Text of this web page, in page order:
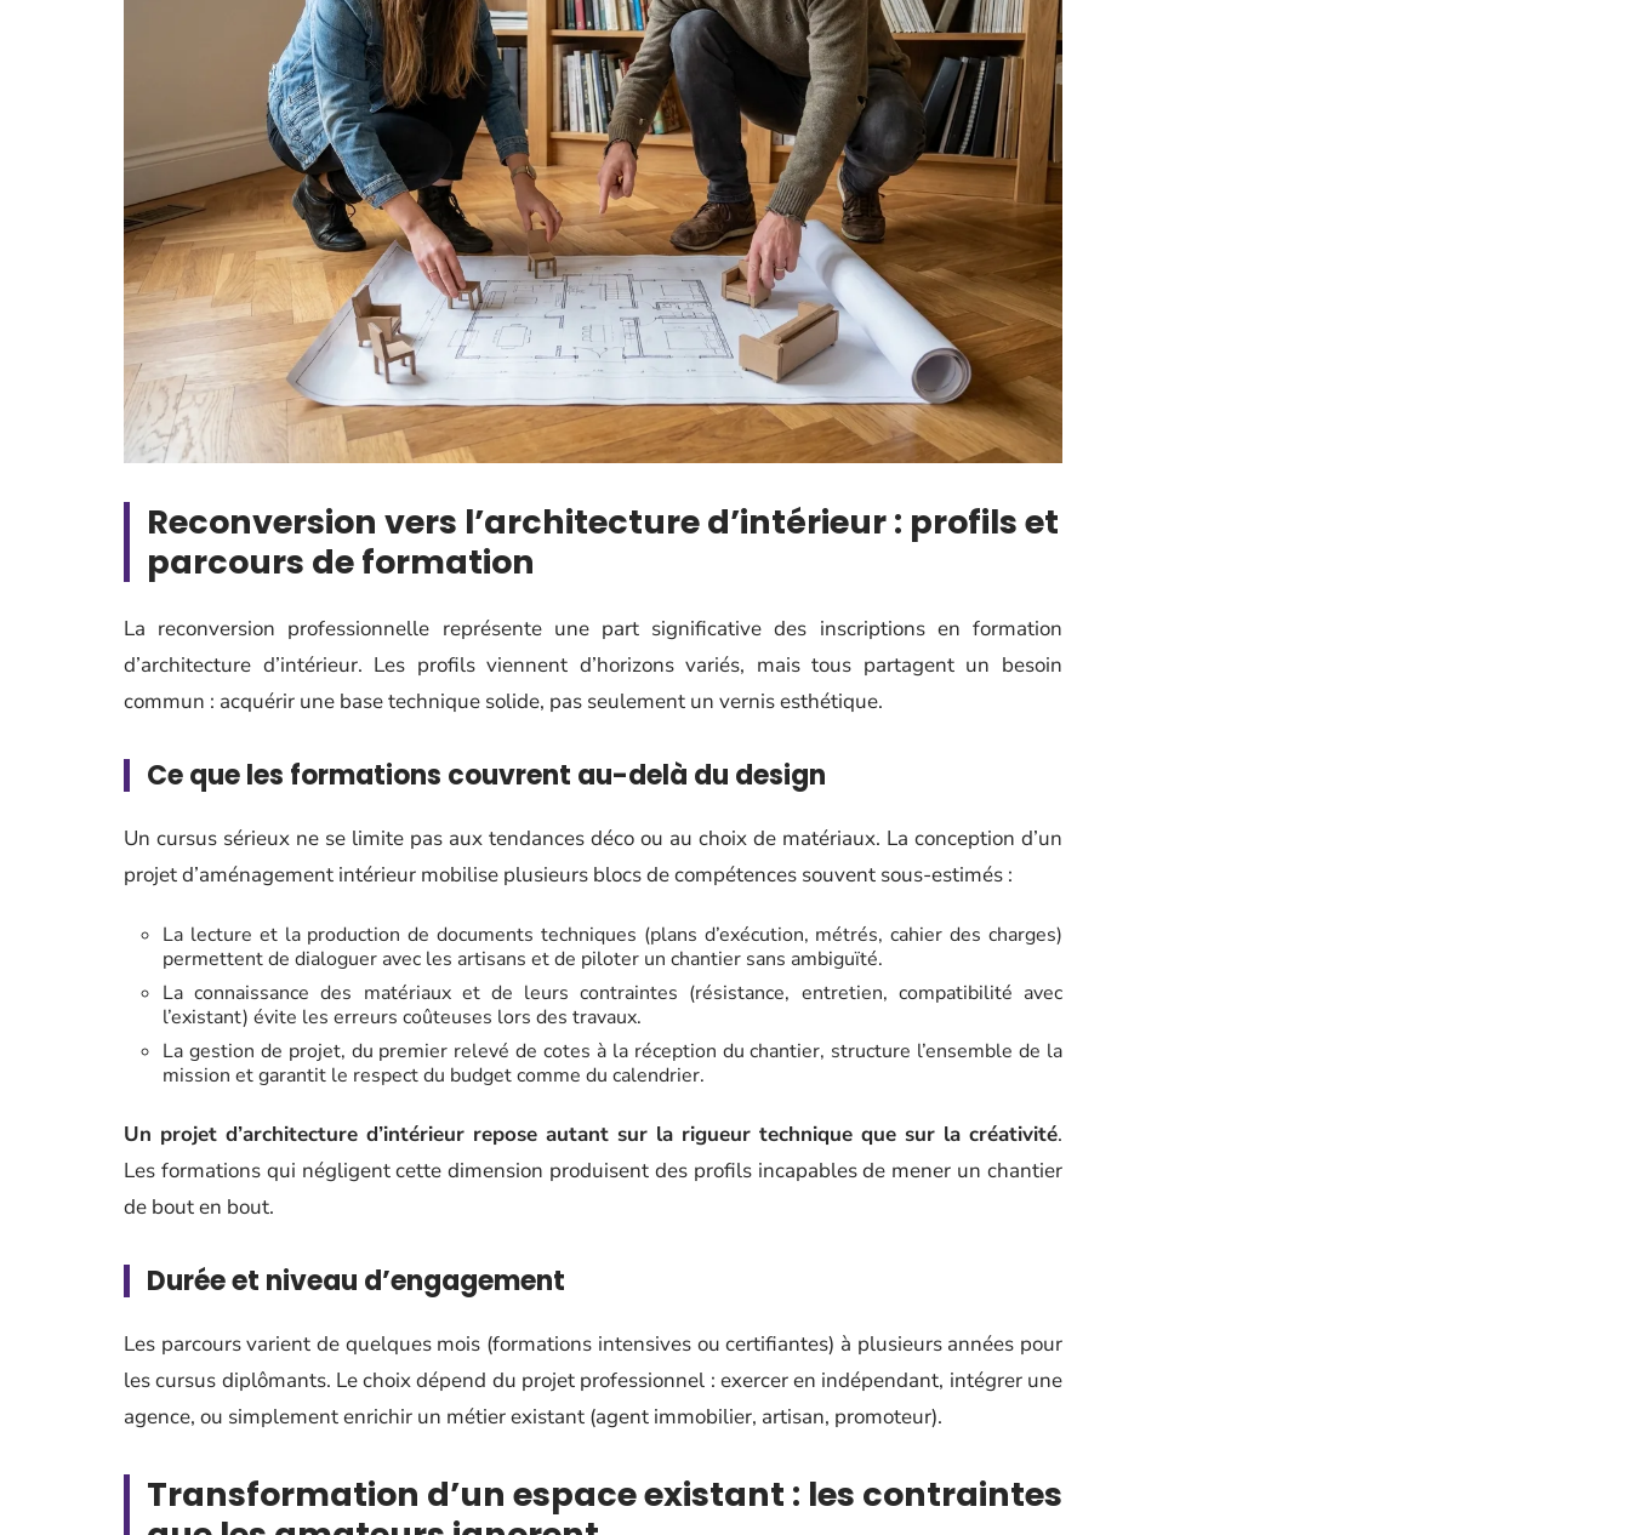
Reconversion vers l’architecture d’intérieur : profils et
parcours de formation
La reconversion professionnelle représente une part significative des inscriptions en formation
d’architecture d’intérieur. Les profils viennent d’horizons variés, mais tous partagent un besoin
commun : acquérir une base technique solide, pas seulement un vernis esthétique.
Ce que les formations couvrent au-delà du design
Un cursus sérieux ne se limite pas aux tendances déco ou au choix de matériaux. La conception d’un
projet d’aménagement intérieur mobilise plusieurs blocs de compétences souvent sous-estimés :
La lecture et la production de documents techniques (plans d’exécution, métrés, cahier des charges)
permettent de dialoguer avec les artisans et de piloter un chantier sans ambiguïté.
La connaissance des matériaux et de leurs contraintes (résistance, entretien, compatibilité avec
l’existant) évite les erreurs coûteuses lors des travaux.
La gestion de projet, du premier relevé de cotes à la réception du chantier, structure l’ensemble de la
mission et garantit le respect du budget comme du calendrier.
Un projet d’architecture d’intérieur repose autant sur la rigueur technique que sur la créativité.
Les formations qui négligent cette dimension produisent des profils incapables de mener un chantier
de bout en bout.
Durée et niveau d’engagement
Les parcours varient de quelques mois (formations intensives ou certifiantes) à plusieurs années pour
les cursus diplômants. Le choix dépend du projet professionnel : exercer en indépendant, intégrer une
agence, ou simplement enrichir un métier existant (agent immobilier, artisan, promoteur).
Transformation d’un espace existant : les contraintes